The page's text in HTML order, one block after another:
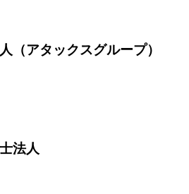
（アタックスグループ）
法人